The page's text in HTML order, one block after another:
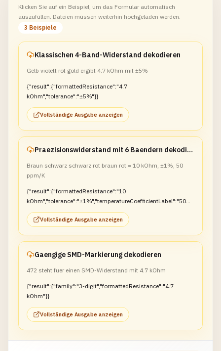
Klicken Sie auf ein Beispiel, um das Formular automatisch
auszufüllen. Dateien müssen weiterhin hochgeladen werden.
3 Beispiele
Klassischen 4-Band-Widerstand dekodieren
Gelb violett rot gold ergibt 4.7 kOhm mit ±5%
{"result":{"formattedResistance":"4.7
kOhm","tolerance":"±5%"}}
Vollständige Ausgabe anzeigen
Praezisionswiderstand mit 6 Baendern dekodieren
Braun schwarz schwarz rot braun rot = 10 kOhm, ±1%, 50
ppm/K
{"result":{"formattedResistance":"10
kOhm","tolerance":"±1%","temperatureCoefficientLabel":"50
ppm/K"}}
Vollständige Ausgabe anzeigen
Gaengige SMD-Markierung dekodieren
472 steht fuer einen SMD-Widerstand mit 4.7 kOhm
{"result":{"family":"3-digit","formattedResistance":"4.7
kOhm"}}
Vollständige Ausgabe anzeigen